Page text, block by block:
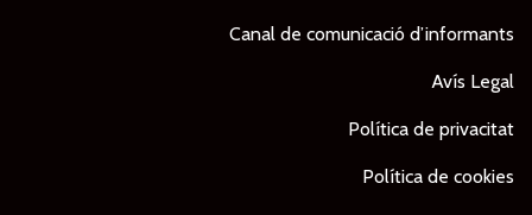
Canal de comunicació d’informants
Avís Legal
Política de privacitat
Política de cookies